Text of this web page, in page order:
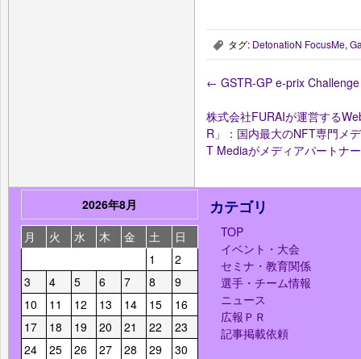
, タグ: DetonatioN FocusMe,
← GSTR-GP e-prix
株式会社FURAIが運営する
R」：国内最大のNFT専門メ
T Mediaがメディアパートナ
2026年8月
月
火 水 木 金 土
日
1
2
3
4 5 6 7 8
9
10
11 12 13 14 15
16
17
18 19 20 21 22
23
24
25 26 27 28 29
30
カテゴリ
TOP
イベント・大会
セミナ・教育関係
選手・チーム情報
ニュース
広報ＰＲ
記事掲載依頼